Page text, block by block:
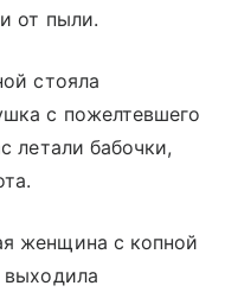
от пыли.
стояла
с пожелтевшего
летали бабочки,
женщина с копной